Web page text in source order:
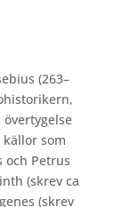
(263–
som
och Petrus
(skrev ca
(skrev